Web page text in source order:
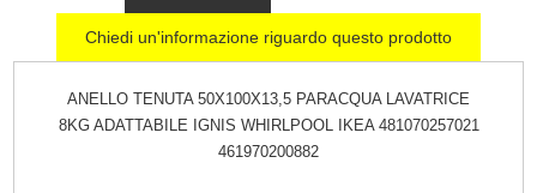
Chiedi un'informazione riguardo questo prodotto
ANELLO TENUTA 50X100X13,5 PARACQUA LAVATRICE
8KG ADATTABILE IGNIS WHIRLPOOL IKEA 481070257021
461970200882